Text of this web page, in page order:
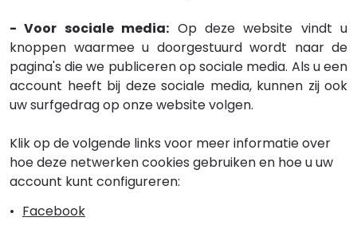
- Voor sociale media: Op deze website vindt u
knoppen waarmee u doorgestuurd wordt naar de
pagina's die we publiceren op sociale media. Als u een
account heeft bij deze sociale media, kunnen zij ook
uw surfgedrag op onze website volgen.
Klik op de volgende links voor meer informatie over
hoe deze netwerken cookies gebruiken en hoe u uw
account kunt configureren:
Facebook